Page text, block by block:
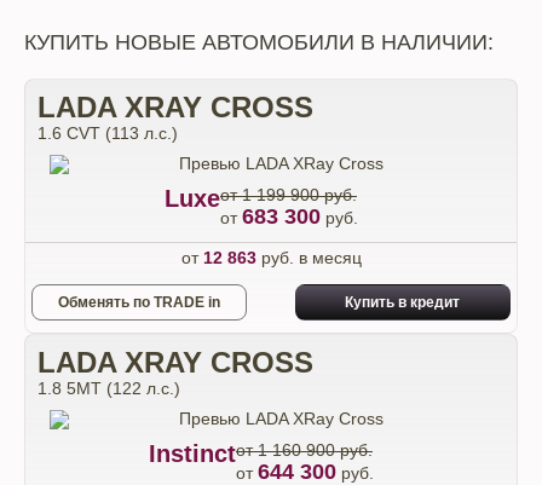
КУПИТЬ НОВЫЕ АВТОМОБИЛИ В НАЛИЧИИ:
LADA XRAY CROSS
1.6 CVT (113 л.с.)
Luxeот 1 199 900 руб.
от683 300 руб.
от 12 863руб. в месяц
Обменять по TRADE in Купить в кредит
LADA XRAY CROSS
1.8 5МТ (122 л.с.)
Instinctот 1 160 900 руб.
от644 300 руб.